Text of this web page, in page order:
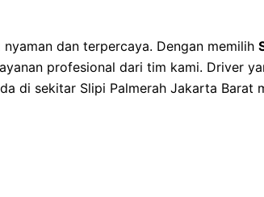
dan terpercaya. Dengan memilih
profesional dari tim kami. Driver
di sekitar Slipi Palmerah Jakarta Barat